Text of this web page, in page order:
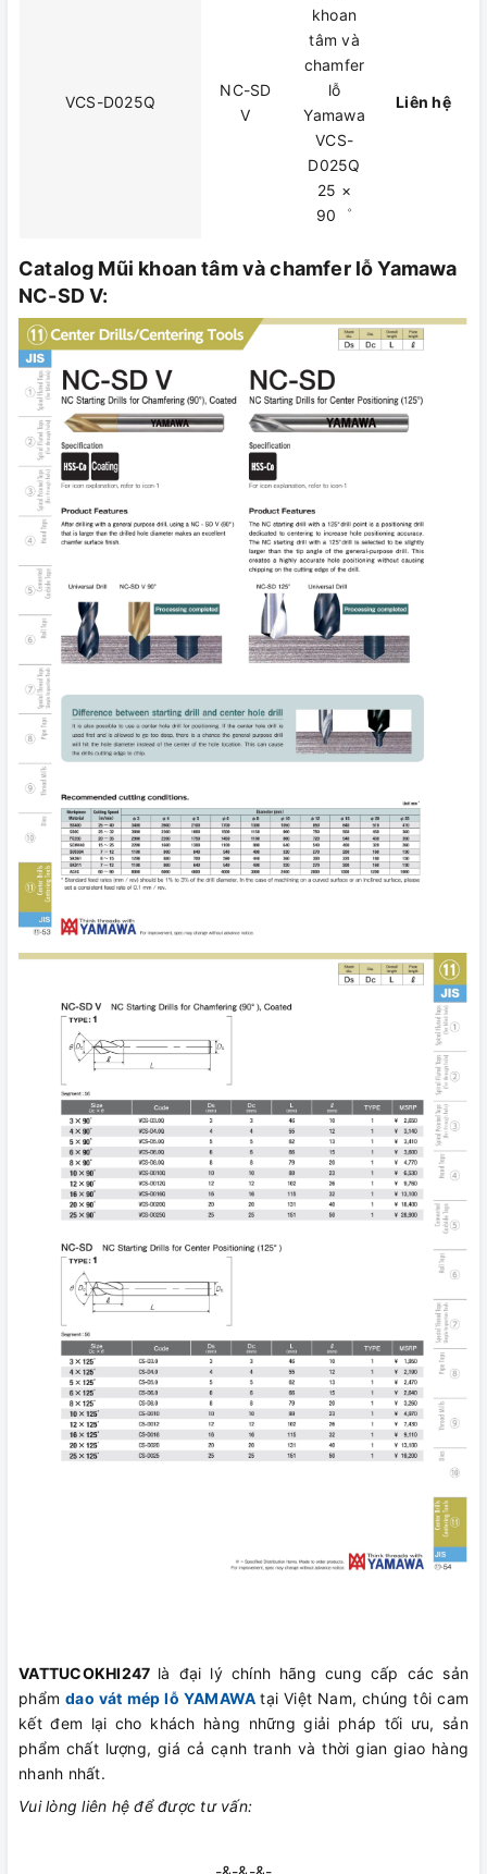
VCS-D025Q
NC-SD
V
khoan
tâm và
chamfer
lỗ
Yamawa
VCS-
D025Q
25 ×
90゜
Liên hệ
Catalog Mũi khoan tâm và chamfer lỗ Yamawa
NC-SD V:
VATTUCOKHI247 là đại lý chính hãng cung cấp các sản
phẩmdao vát mép lỗ YAMAWA tại Việt Nam, chúng tôi cam
kết đem lại cho khách hàng những giải pháp tối ưu, sản
phẩm chất lượng, giá cả cạnh tranh và thời gian giao hàng
nhanh nhất.
Vui lòng liên hệ để được tư vấn: